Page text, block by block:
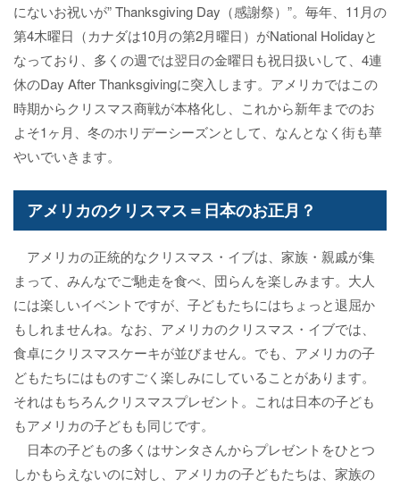
にないお祝いが” Thanksgiving Day（感謝祭）”。毎年、11月の
第4木曜日（カナダは10月の第2月曜日）がNational Holidayと
なっており、多くの週では翌日の金曜日も祝日扱いして、4連
休のDay After Thanksgivingに突入します。アメリカではこの
時期からクリスマス商戦が本格化し、これから新年までのお
よそ1ヶ月、冬のホリデーシーズンとして、なんとなく街も華
やいでいきます。
アメリカのクリスマス＝日本のお正月？
アメリカの正統的なクリスマス・イブは、家族・親戚が集
まって、みんなでご馳走を食べ、団らんを楽しみます。大人
には楽しいイベントですが、子どもたちにはちょっと退屈か
もしれませんね。なお、アメリカのクリスマス・イブでは、
食卓にクリスマスケーキが並びません。でも、アメリカの子
どもたちにはものすごく楽しみにしていることがあります。
それはもちろんクリスマスプレゼント。これは日本の子ども
もアメリカの子どもも同じです。
日本の子どもの多くはサンタさんからプレゼントをひとつ
しかもらえないのに対し、アメリカの子どもたちは、家族の